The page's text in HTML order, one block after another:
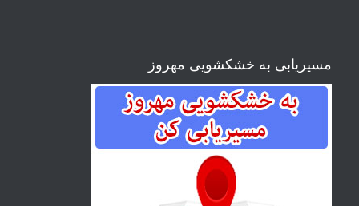
مسیریابی به خشکشویی مهروز